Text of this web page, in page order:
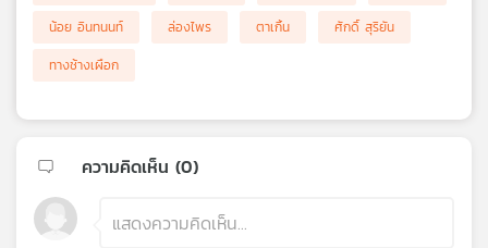
น้อย อินทนนท์
ล่องไพร ตาเกิ้น
ศักดิ์ สุริยัน
ทางช้างเผือก
ความคิดเห็น (0)